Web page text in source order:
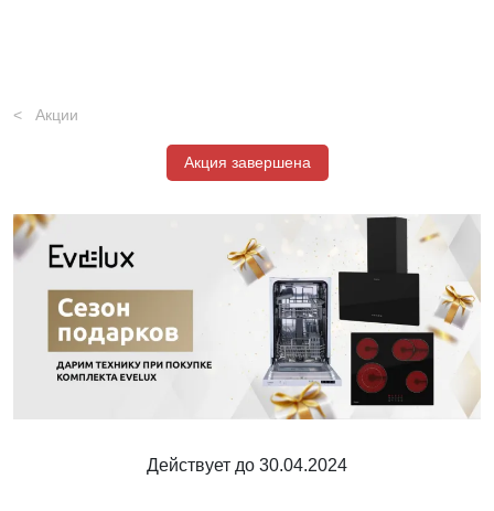
Акции
Акция завершена
Действует до 30.04.2024